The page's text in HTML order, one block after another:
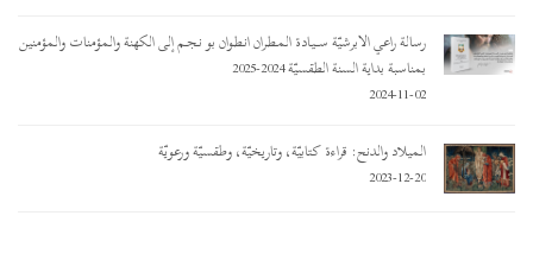
رسالة راعي الأبرشيّة ســـيـادة المـطـران أنـطـوان بو نـجـم إلى الكهنة والمؤمنات والمؤمنين
بمناسبة بداية السنة الطقسيّة 2024-2025
2024-11-02
الميلاد والدنح: قراءة كتابيّة، وتاريخيّة، وطقسيّة ورعويّة
2023-12-20